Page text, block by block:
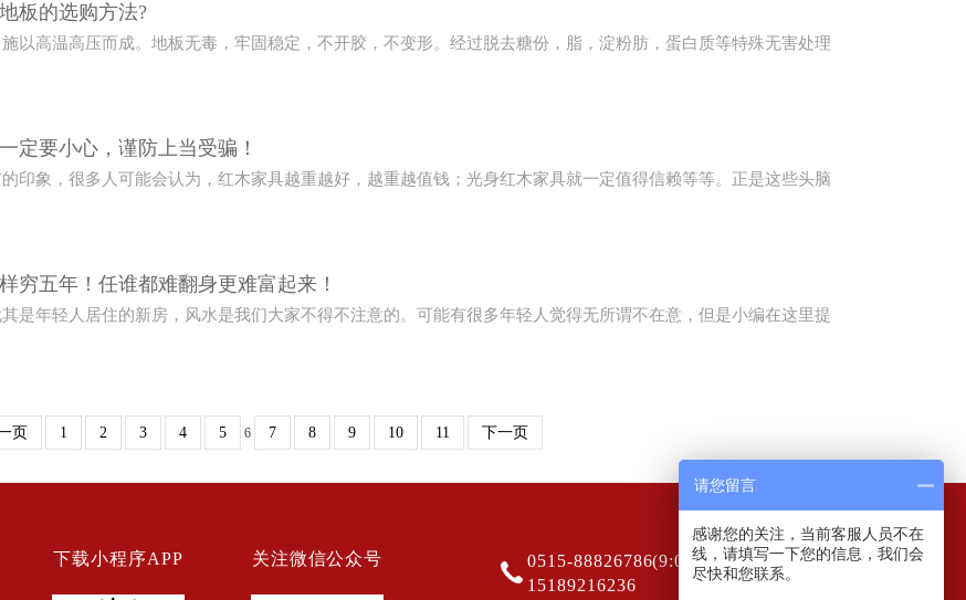
板的选购方法?
以高温高压而成。地板无毒，牢固稳定，不开胶，不变形。经过脱去糖份，脂，淀粉肪，蛋白质等特殊无害处理
定要小心，谨防上当受骗！
印象，很多人可能会认为，红木家具越重越好，越重越值钱；光身红木家具就一定值得信赖等等。正是这些头脑
穷五年！任谁都难翻身更难富起来！
是年轻人居住的新房，风水是我们大家不得不注意的。可能有很多年轻人觉得无所谓不在意，但是小编在这里提
页 1 2 3 4 5 6 7 8 9 10 11 下一页
下载小程序APP 关注微信公众号
0515-88826786(9:00-20:00)
15189216236
请您留言
感谢您的关注，当前客服人员不在
线，请填写一下您的信息，我们会
尽快和您联系。